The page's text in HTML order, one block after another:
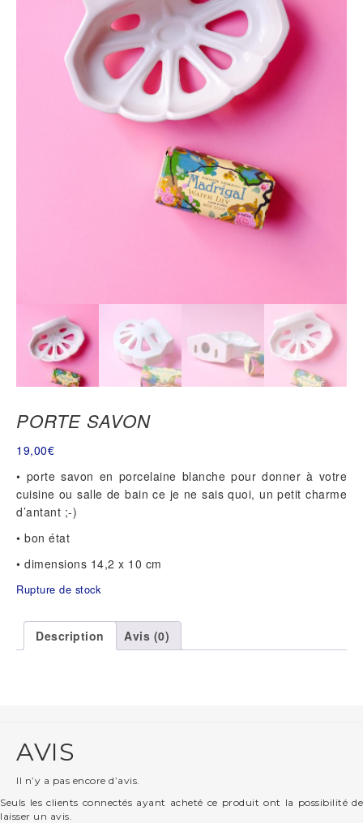
PORTE SAVON
19,00€
• porte savon en porcelaine blanche pour donner à votre
cuisine ou salle de bain ce je ne sais quoi, un petit charme
d’antant ;-)
• bon état
• dimensions 14,2 x 10 cm
Rupture de stock
Description Avis (0)
AVIS
Il n’y a pas encore d’avis.
Seuls les clients connectés ayant acheté ce produit ont la possibilité de
laisser un avis.